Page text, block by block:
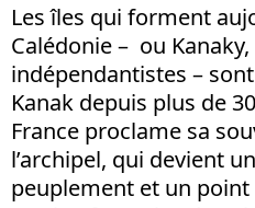
Les îles qui forment
Calédonie – ou
indépendantistes –
Kanak depuis plus de
France proclame sa
l’archipel, qui devient
peuplement et un point